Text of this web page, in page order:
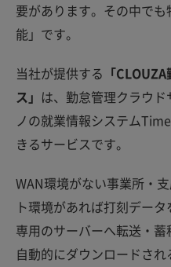
要があります。その中で
能」です。
当社が提供する 「
ス」 は、勤怠管理クラウ
ノの就業情報システム
きるサービスです。
WAN環境がない事業所・
ト環境があれば打刻デー
専用のサーバーへ転送・
自動的にダウンロードさ